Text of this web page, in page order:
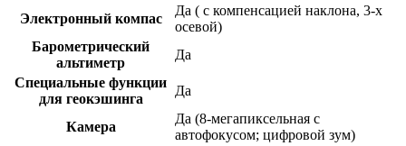
Электронный компас
Да ( с компенсацией наклона, 3-х
осевой)
Барометрический
альтиметр
Да
Специальные функции
для геокэшинга
Да
Камера
Да (8-мегапиксельная с
автофокусом; цифровой зум)